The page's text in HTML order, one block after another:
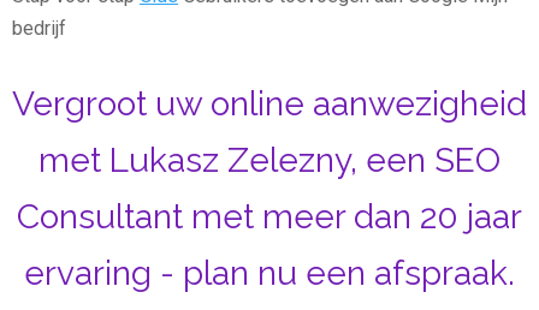
bedrijf
Vergroot uw online aanwezigheid
met Lukasz Zelezny, een SEO
Consultant met meer dan 20 jaar
ervaring - plan nu een afspraak.